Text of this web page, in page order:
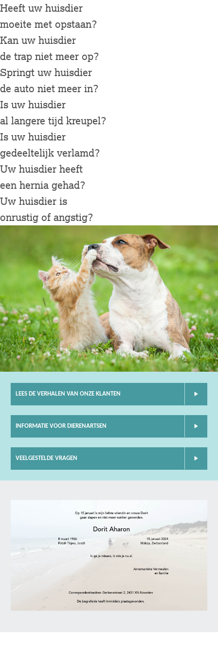
Heeft uw huisdier
moeite met opstaan?
Kan uw huisdier
de trap niet meer op?
Springt uw huisdier
de auto niet meer in?
Is uw huisdier
al langere tijd kreupel?
Is uw huisdier
gedeeltelijk verlamd?
Uw huisdier heeft
een hernia gehad?
Uw huisdier is
onrustig of angstig?
LEES DE VERHALEN VAN ONZE KLANTEN
INFORMATIE VOOR DIERENARTSEN
VEELGESTELDE VRAGEN